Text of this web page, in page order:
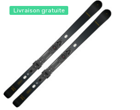
Livraison gratuite